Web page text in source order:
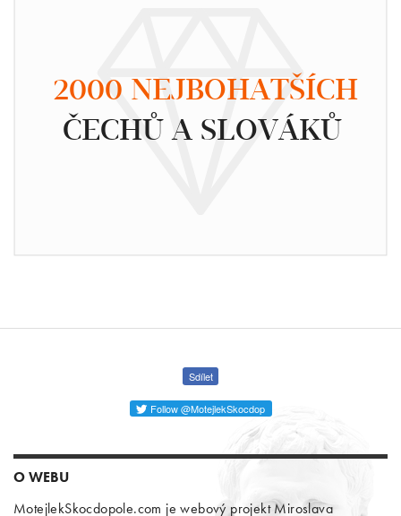
2000 NEJBOHATŠÍCH
ČECHŮ A SLOVÁKŮ
Sdílet
Follow @MotejlekSkocdop
O WEBU
MotejlekSkocdopole.com je webový projekt Miroslava